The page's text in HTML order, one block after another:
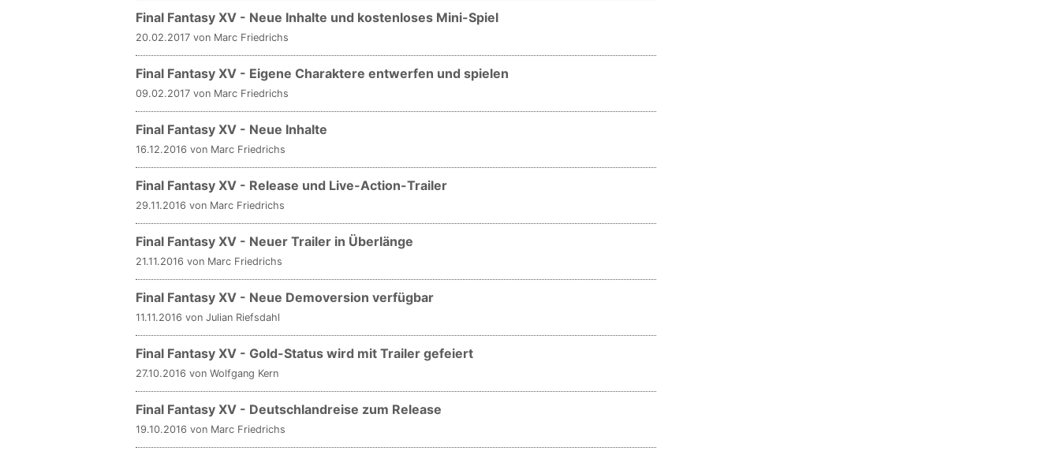
Final Fantasy XV - Neue Inhalte und kostenloses Mini-Spiel
20.02.2017 von Marc Friedrichs
Final Fantasy XV - Eigene Charaktere entwerfen und spielen
09.02.2017 von Marc Friedrichs
Final Fantasy XV - Neue Inhalte
16.12.2016 von Marc Friedrichs
Final Fantasy XV - Release und Live-Action-Trailer
29.11.2016 von Marc Friedrichs
Final Fantasy XV - Neuer Trailer in Überlänge
21.11.2016 von Marc Friedrichs
Final Fantasy XV - Neue Demoversion verfügbar
11.11.2016 von Julian Riefsdahl
Final Fantasy XV - Gold-Status wird mit Trailer gefeiert
27.10.2016 von Wolfgang Kern
Final Fantasy XV - Deutschlandreise zum Release
19.10.2016 von Marc Friedrichs